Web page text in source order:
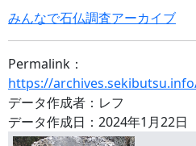
みんなで石仏調査アーカイブ
Permalink：
https://
データ作成者：レフ
データ作成日：2024年1月22日